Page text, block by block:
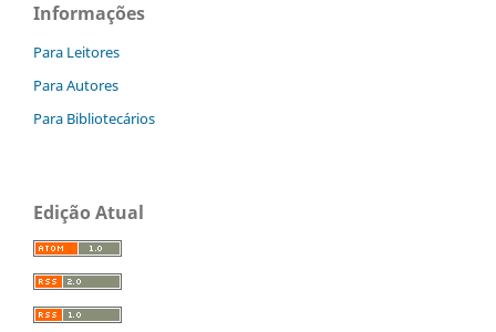
Informações
Para Leitores
Para Autores
Para Bibliotecários
Edição Atual